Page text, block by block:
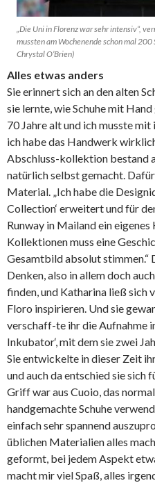
„Die Uni in Florenz war sehr intensiv“,
mussten am Wochenende schon mal
Chrystal O’Brien)
Alles etwas anders
Sie erinnert sich an den alten
sie lernte, wie Schuhe mit
70 Jahre alt und ich musste
ich habe das Handwerk
Abschluss-kollektion bestand
natürlich selbst gemacht. Dafür
Material. „Ich habe die
Collection‘ erweitert und für
Runway in Mailand ein
Kollektionen muss eine
Gesamtbild absolut stimmen.“
Denken, also in allem doch
finden, und Katharina ließ sich
Floro inspirieren. Und sie
verschaff-te ihr die Aufnahme
Inkubator‘, mit dem sie zwei
Sie entwickelte in dieser Zeit
und auch da entschied sie sich
Griff war aus Cuoio, das
handgemachte Schuhe
einfach sehr spannend
üblichen Materialien alles
geformt, bei jedem Aspekt
macht mir viel Spaß, alles